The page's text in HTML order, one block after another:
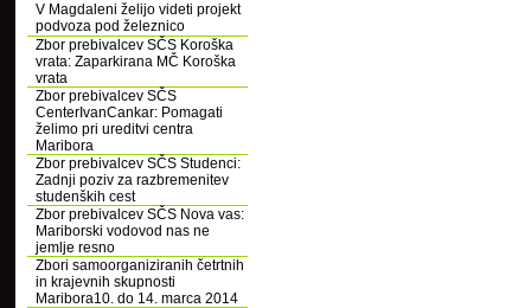
V Magdaleni želijo videti projekt
podvoza pod železnico
Zbor prebivalcev SČS Koroška
vrata: Zaparkirana MČ Koroška
vrata
Zbor prebivalcev SČS
CenterIvanCankar: Pomagati
želimo pri ureditvi centra
Maribora
Zbor prebivalcev SČS Studenci:
Zadnji poziv za razbremenitev
studenških cest
Zbor prebivalcev SČS Nova vas:
Mariborski vodovod nas ne
jemlje resno
Zbori samoorganiziranih četrtnih
in krajevnih skupnosti
Maribora10. do 14. marca 2014